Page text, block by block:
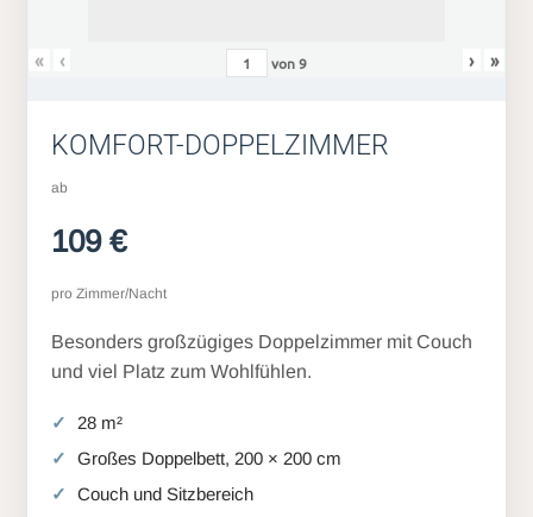
« ‹ von9 › »
KOMFORT-DOPPELZIMMER
ab
109 €
pro Zimmer/Nacht
Besonders großzügiges Doppelzimmer mit Couch
und viel Platz zum Wohlfühlen.
28 m²
Großes Doppelbett, 200 × 200 cm
Couch und Sitzbereich